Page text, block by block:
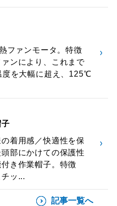
ファンモータ。特徴
ンにより、これまで
を大幅に超え、125℃
着用感／快適性を保
部にかけての保護性
き作業帽子。特徴
ッ...
記事一覧へ